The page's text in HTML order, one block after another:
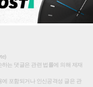
는 댓글은 관련 법률에 의해 제재
포함되거나 인신공격성 글은 관